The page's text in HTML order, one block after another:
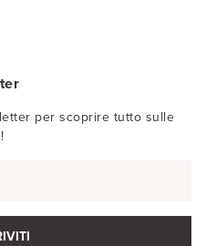
per scoprire tutto sulle